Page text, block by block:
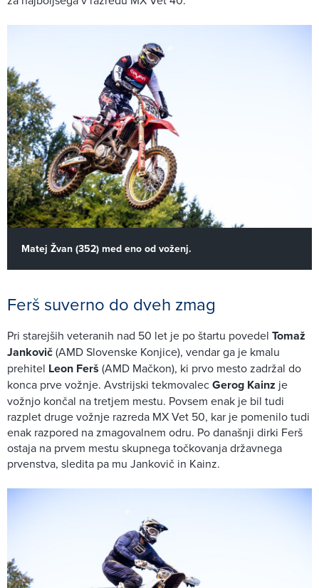
Matej Žvan (352) med eno od voženj.
Ferš suverno do dveh zmag
Pri starejših veteranih nad 50 let je po štartu povedel Tomaž
Jankovič(AMD Slovenske Konjice), vendar ga je kmalu
prehitel Leon Ferš (AMD Mačkon), ki prvo mesto zadržal do
konca prve vožnje. Avstrijski tekmovalecGerog Kainz je
vožnjo končal na tretjem mestu. Povsem enak je bil tudi
razplet druge vožnje razreda MX Vet 50, kar je pomenilo tudi
enak razpored na zmagovalnem odru. Po današnji dirki Ferš
ostaja na prvem mestu skupnega točkovanja državnega
prvenstva, sledita pa mu Jankovič in Kainz.